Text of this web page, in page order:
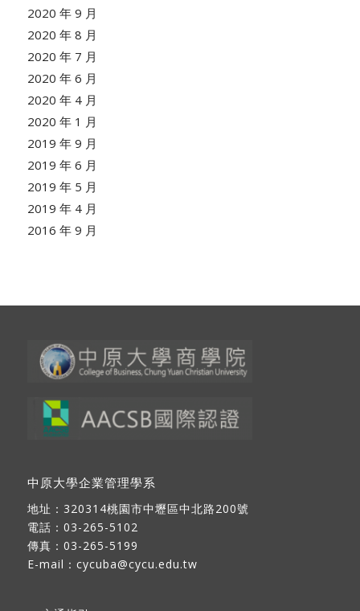
2020 年 9 月
2020 年 8 月
2020 年 7 月
2020 年 6 月
2020 年 4 月
2020 年 1 月
2019 年 9 月
2019 年 6 月
2019 年 5 月
2019 年 4 月
2016 年 9 月
中原大學企業管理學系
地址： 320314桃園市中壢區中北路200號
電話：03-265-5102
傳真：03-265-5199
E-mail： cycuba@cycu.edu.tw